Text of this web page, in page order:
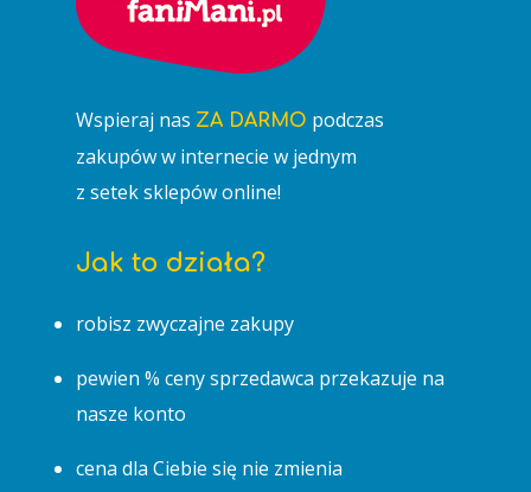
Wspieraj nas ZA DARMO podczas
zakupów w internecie w jednym
z setek sklepów online!
Jak to działa?
robisz zwyczajne zakupy
pewien % ceny sprzedawca przekazuje na
nasze konto
cena dla Ciebie się nie zmienia